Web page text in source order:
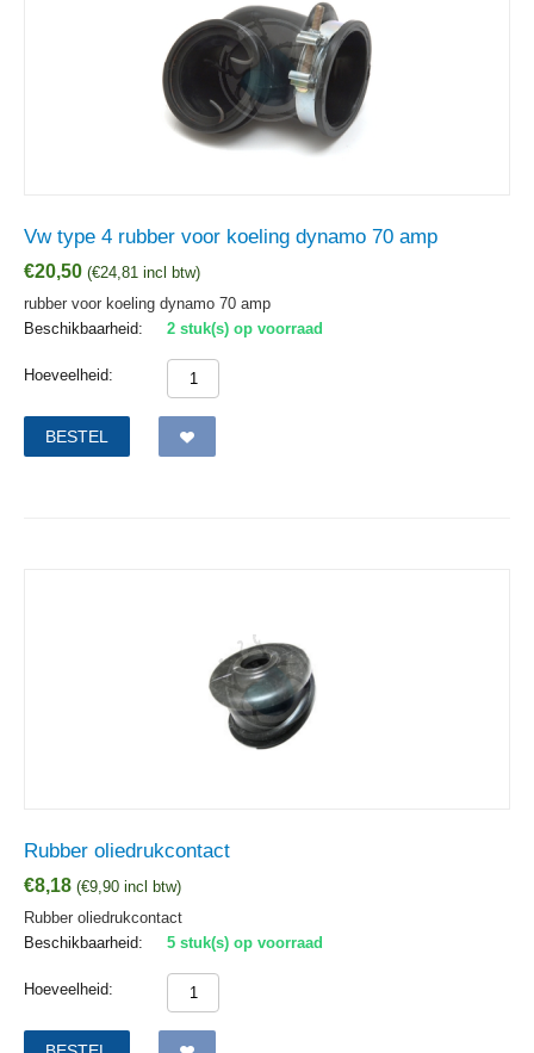
Vw type 4 rubber voor koeling dynamo 70 amp
€20,50 (€24,81 incl btw)
rubber voor koeling dynamo 70 amp
Beschikbaarheid:
2 stuk(s) op voorraad
Hoeveelheid:
BESTEL
Rubber oliedrukcontact
€8,18 (€9,90 incl btw)
Rubber oliedrukcontact
Beschikbaarheid:
5 stuk(s) op voorraad
Hoeveelheid: